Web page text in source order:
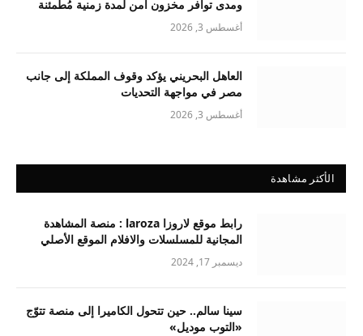
ومدى توافر مخزون آمن لمدة زمنية مُطمئنة
أغسطس 3, 2026
العاهل البحريني يؤكد وقوف المملكة إلى جانب
مصر في مواجهة التحديات
أغسطس 3, 2026
الأكثر مشاهدة
رابط موقع لاروزا laroza : منصة المشاهدة
المجانية للمسلسلات والافلام الموقع الأصلي
ديسمبر 17, 2024
سينا سالم.. حين تتحول الكاميرا إلى منصة تتوّج
«التوب موديل»